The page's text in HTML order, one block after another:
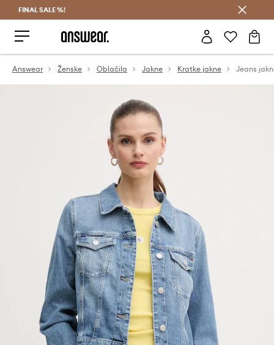
FINAL SALE %!
Answear Ženske Oblačila Jakne Kratke jakne Jeans